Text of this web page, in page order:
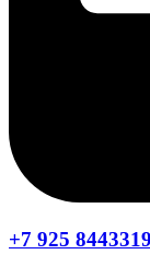
+7 925 8443319